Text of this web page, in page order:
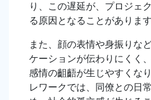
り、この遅延が、プロジェ
る原因となることがあります
また、顔の表情や身振りな
ケーションが伝わりにくく
感情の齟齬が生じやすくな
レワークでは、同僚との日